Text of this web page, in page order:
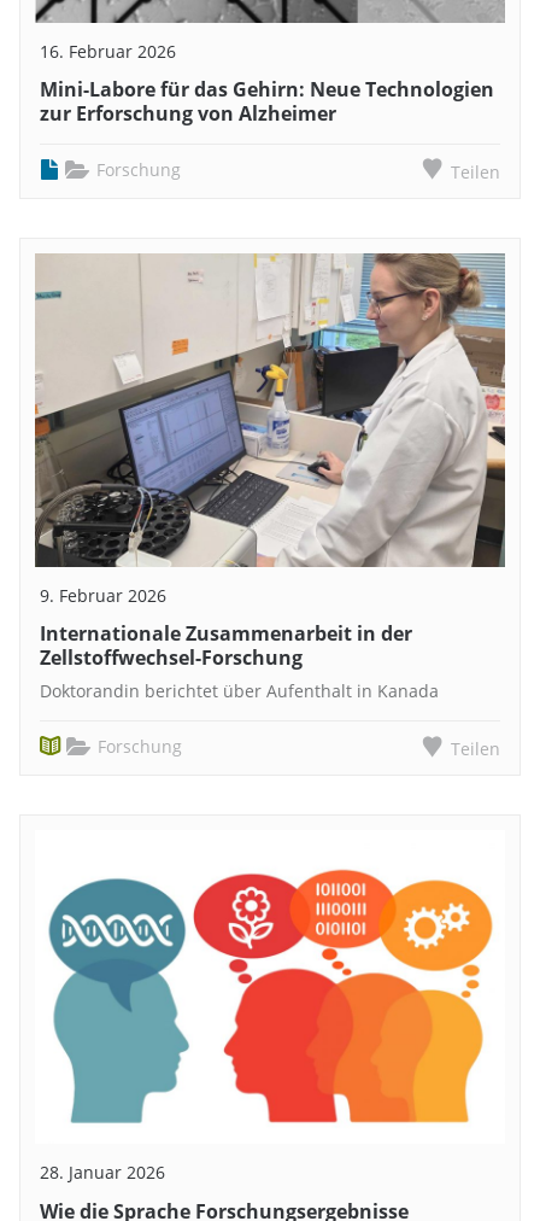
16. Februar 2026
Mini-Labore für das Gehirn: Neue Technologien
zur Erforschung von Alzheimer
Forschung Teilen
9. Februar 2026
Internationale Zusammenarbeit in der
Zellstoffwechsel-Forschung
Doktorandin berichtet über Aufenthalt in Kanada
Forschung Teilen
28. Januar 2026
Wie die Sprache Forschungsergebnisse